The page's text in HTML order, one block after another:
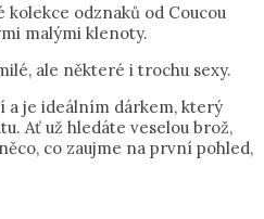
odznaků od Coucou
malými klenoty.
ale některé i trochu sexy.
a je ideálním dárkem, který
Ať už hledáte veselou brož,
co zaujme na první pohled,